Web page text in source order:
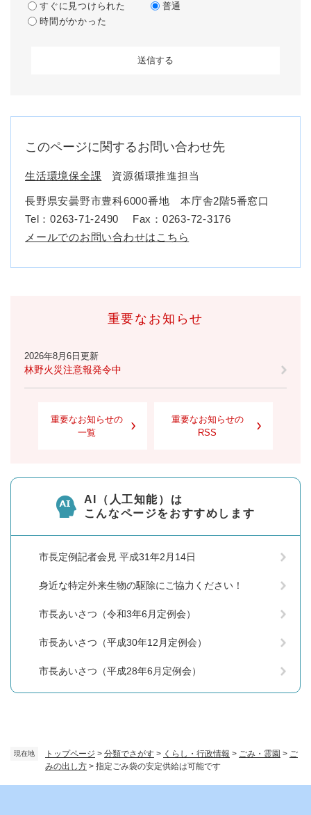
現在地 トップページ > 分類でさがす > くらし・行政情報 > ごみ・霊園 > ご
みの出し方 > 指定ごみ袋の安定供給は可能です
すぐに見つけられた
普通
時間がかかった
このページに関するお問い合わせ先
生活環境保全課 資源循環推進担当
長野県安曇野市豊科6000番地 本庁舎2階5番窓口
Tel：0263-71-2490
Fax：0263-72-3176
メールでのお問い合わせはこちら
重要なお知らせ
2026年8月6日更新
林野火災注意報発令中
重要なお知らせの
一覧
重要なお知らせの
RSS
AI（人工知能）は
こんなページをおすすめします
市長定例記者会見 平成31年2月14日
身近な特定外来生物の駆除にご協力ください！
市長あいさつ（令和3年6月定例会）
市長あいさつ（平成30年12月定例会）
市長あいさつ（平成28年6月定例会）